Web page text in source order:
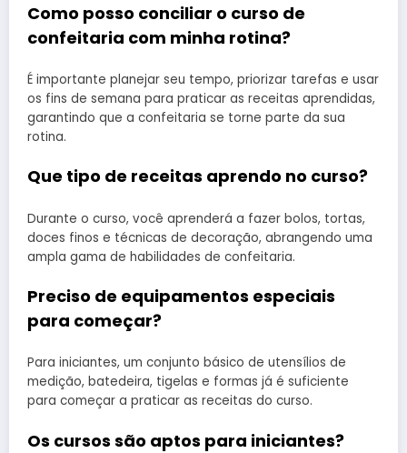
Como posso conciliar o curso de
confeitaria com minha rotina?
É importante planejar seu tempo, priorizar tarefas e usar
os fins de semana para praticar as receitas aprendidas,
garantindo que a confeitaria se torne parte da sua
rotina.
Que tipo de receitas aprendo no curso?
Durante o curso, você aprenderá a fazer bolos, tortas,
doces finos e técnicas de decoração, abrangendo uma
ampla gama de habilidades de confeitaria.
Preciso de equipamentos especiais
para começar?
Para iniciantes, um conjunto básico de utensílios de
medição, batedeira, tigelas e formas já é suficiente
para começar a praticar as receitas do curso.
Os cursos são aptos para iniciantes?